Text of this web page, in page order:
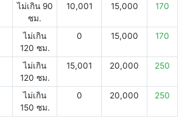
ไม่เกิน 90
ซม.
10,001 15,000 170
ไม่เกิน
120 ซม.
0 15,000 170
ไม่เกิน
120 ซม.
15,001 20,000 250
ไม่เกิน
150 ซม.
0 20,000 250